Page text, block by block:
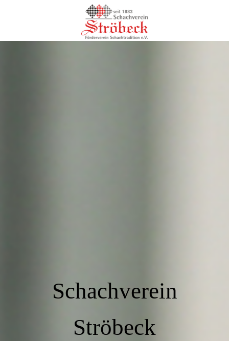
Schachverein
Ströbeck